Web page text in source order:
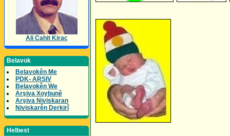
Ali Cahit Kirac
Belavok
Belavokên Me
PDK- ARSIV
Belavokên We
Arşiva Xoybunê
Arşiva Niviskaran
Niviskarên Derkirî
Helbest